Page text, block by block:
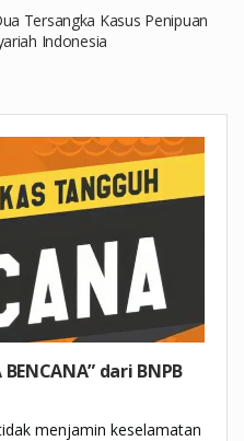
Tersangka Kasus Penipuan
Indonesia
dari BNPB
menjamin keselamatan